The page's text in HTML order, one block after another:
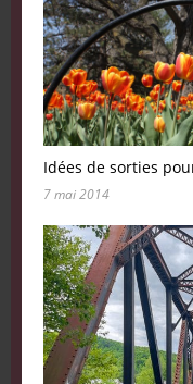
Idées de sorties
7 mai 2014